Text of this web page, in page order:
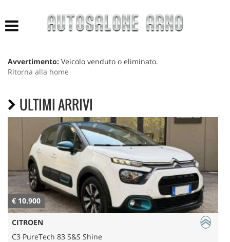
ACQUISTIAMO USATO
NUOVO E KM 0
ASSISTENZA
CONTATTI
Avvertimento: Veicolo venduto o eliminato.
Ritorna alla home
ULTIMI ARRIVI
€ 10.900
CITROEN
C3 PureTech 83 S&S Shine